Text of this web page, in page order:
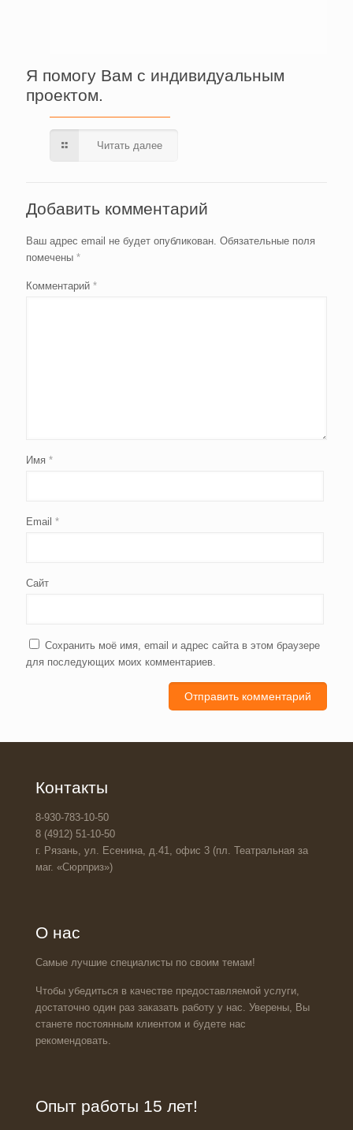
Я помогу Вам с индивидуальным
проектом.
Читать далее
Добавить комментарий
Ваш адрес email не будет опубликован. Обязательные поля
помечены *
Комментарий *
Имя *
Email *
Сайт
Сохранить моё имя, email и адрес сайта в этом браузере
для последующих моих комментариев.
Контакты
8-930-783-10-50
8 (4912) 51-10-50
г. Рязань, ул. Есенина, д.41, офис 3 (пл. Театральная за
маг. «Сюрприз»)
О нас
Самые лучшие специалисты по своим темам!
Чтобы убедиться в качестве предоставляемой услуги,
достаточно один раз заказать работу у нас. Уверены, Вы
станете постоянным клиентом и будете нас
рекомендовать.
Опыт работы 15 лет!